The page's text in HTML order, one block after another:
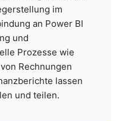
im
an Power BI
und
Prozesse wie
Rechnungen
lassen
und teilen.